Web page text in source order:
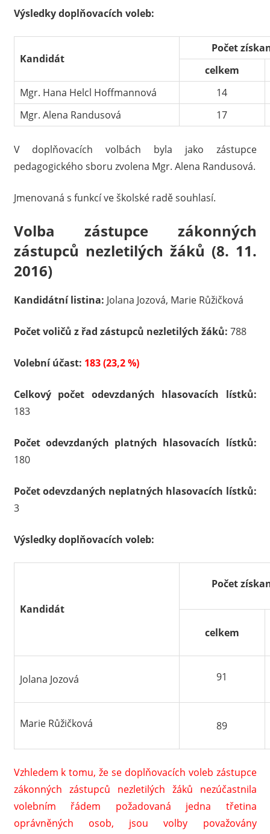
Výsledky doplňovacích voleb:
Kandidát
Počet
celkem
Mgr. Hana Helcl Hoffmannová
14
Mgr. Alena Randusová
17
V doplňovacích volbách byla jako zástupce
pedagogického sboru zvolena Mgr. Alena Randusová.
Jmenovaná s funkcí ve školské radě souhlasí.
Volba zástupce zákonných
zástupců nezletilých žáků (8. 11.
2016)
Kandidátní listina: Jolana Jozová, Marie Růžičková
Počet voličů z řad zástupců nezletilých žáků: 788
Volební účast: 183 (23,2 %)
Celkový počet odevzdaných hlasovacích lístků:
183
Počet odevzdaných platných hlasovacích lístků:
180
Počet odevzdaných neplatných hlasovacích lístků:
3
Výsledky doplňovacích voleb:
Kandidát
Počet
celkem
Jolana Jozová 91
Marie Růžičková 89
Vzhledem k tomu, že se doplňovacích voleb zástupce
zákonných zástupců nezletilých žáků nezúčastnila
volebním řádem požadovaná jedna třetina
oprávněných osob, jsou volby považovány